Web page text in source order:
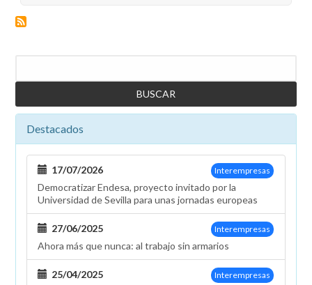
Destacados
Interempresas
17/07/2026
Democratizar Endesa, proyecto invitado por la
Universidad de Sevilla para unas jornadas europeas
Interempresas
27/06/2025
Ahora más que nunca: al trabajo sin armarios
Interempresas
25/04/2025